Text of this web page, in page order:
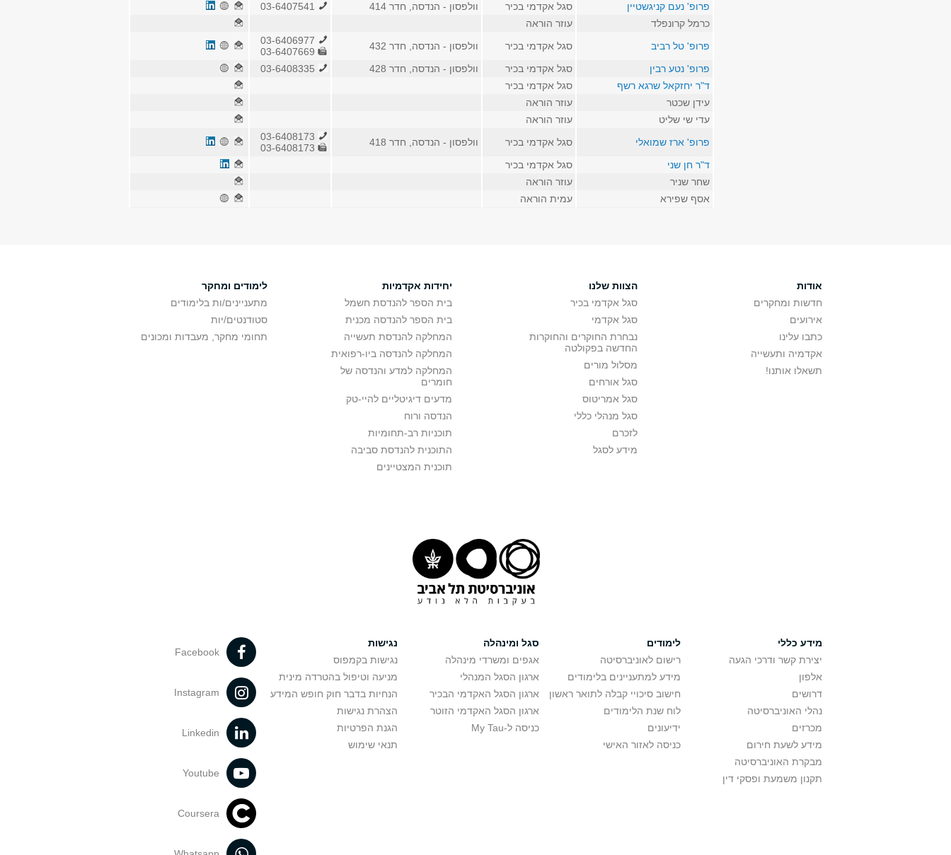
פרופ' נעם קניגשטיין
סגל אקדמי בכיר וולפסון - הנדסה, חדר 414
כרמל קרונפלד
עוזר הוראה
פרופ' טל רביב
סגל אקדמי בכיר וולפסון - הנדסה, חדר 432
פרופ' נטע רבין
סגל אקדמי בכיר וולפסון - הנדסה, חדר 428
ד"ר יחזקאל שרגא רשף
סגל אקדמי בכיר
עידן שכטר
עוזר הוראה
עדי שי שליט
עוזר הוראה
פרופ' ארז שמואלי
סגל אקדמי בכיר וולפסון - הנדסה, חדר 418
ד"ר חן שני
סגל אקדמי בכיר
שחר שניר
עוזר הוראה
אסף שפירא
עמית הוראה
אודות
חדשות ומחקרים
אירועים
כתבו עלינו
אקדמיה ותעשייה
תשאלו אותנו!
הצוות שלנו
סגל אקדמי בכיר
סגל אקדמי
נבחרת החוקרים והחוקרות
החדשה בפקולטה
מסלול מורים
סגל אורחים
סגל אמריטוס
סגל מנהלי כללי
לזכרם
מידע לסגל
יחידות אקדמיות
בית הספר להנדסת חשמל
בית הספר להנדסה מכנית
המחלקה להנדסת תעשייה
המחלקה להנדסה ביו-רפואית
המחלקה למדע והנדסה של
חומרים
מדעים דיגיטליים להיי-טק
הנדסה ורוח
תוכניות רב-תחומיות
התוכנית להנדסת סביבה
תוכנית המצטיינים
לימודים ומחקר
מתעניינים/ות בלימודים
סטודנטים/יות
תחומי מחקר, מעבדות ומכונים
מידע כללי
יצירת קשר ודרכי הגעה
אלפון
דרושים
נהלי האוניברסיטה
מכרזים
מידע לשעת חירום
מבקרת האוניברסיטה
תקנון משמעת ופסקי דין
לימודים
רישום לאוניברסיטה
מידע למתעניינים בלימודים
חישוב סיכויי קבלה לתואר ראשון
לוח שנת הלימודים
ידיעונים
כניסה לאזור האישי
סגל ומינהלה
אגפים ומשרדי מינהלה
ארגון הסגל המנהלי
ארגון הסגל האקדמי הבכיר
ארגון הסגל האקדמי הזוטר
כניסה ל-My Tau
נגישות
נגישות בקמפוס
מניעה וטיפול בהטרדה מינית
הנחיות בדבר חוק חופש המידע
הצהרת נגישות
הגנת הפרטיות
תנאי שימוש
Facebook
Instagram
Linkedin
Youtube
Coursera